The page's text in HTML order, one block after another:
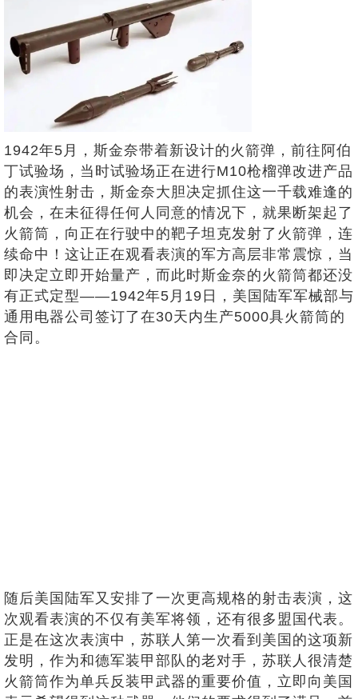
1942年5月，斯金奈带着新设计的火箭弹，前往阿伯
丁试验场，当时试验场正在进行M10枪榴弹改进产品
的表演性射击，斯金奈大胆决定抓住这一千载难逢的
机会，在未征得任何人同意的情况下，就果断架起了
火箭筒，向正在行驶中的靶子坦克发射了火箭弹，连
续命中！这让正在观看表演的军方高层非常震惊，当
即决定立即开始量产，而此时斯金奈的火箭筒都还没
有正式定型——1942年5月19日，美国陆军军械部与
通用电器公司签订了在30天内生产5000具火箭筒的
合同。
随后美国陆军又安排了一次更高规格的射击表演，这
次观看表演的不仅有美军将领，还有很多盟国代表。
正是在这次表演中，苏联人第一次看到美国的这项新
发明，作为和德军装甲部队的老对手，苏联人很清楚
火箭筒作为单兵反装甲武器的重要价值，立即向美国